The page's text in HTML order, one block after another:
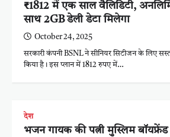
₹1812 में एक साल वैलिडिटी,
साथ 2GB डेली डेटा मिलेगा
October 24, 2025
सरकारी कंपनी BSNL ने सीनियर सिटीजन के लिए
किया है। इस प्लान में 1812 रुपए में…
देश
भजन गायक की पत्नी मुस्लिम